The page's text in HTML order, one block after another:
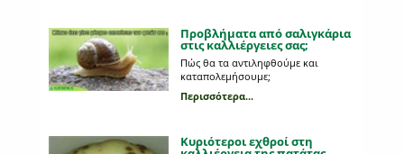
Προβλήματα από σαλιγκάρια
στις καλλιέργειες σας;
Πώς θα τα αντιληφθούμε και
καταπολεμήσουμε;
Περισσότερα...
Κυριότεροι εχθροί στη